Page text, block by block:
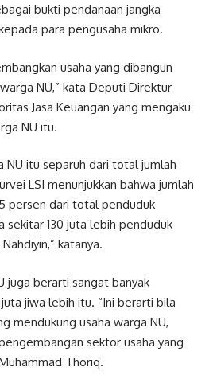
bukti pendanaan jangka
para pengusaha mikro.
usaha yang dibangun
NU,” kata Deputi Direktur
Jasa Keuangan yang mengaku
NU itu.
NU itu separuh dari total jumlah
LSI menunjukkan bahwa jumlah
persen dari total penduduk
sekitar 130 juta lebih penduduk
katanya.
juga berarti sangat banyak
jiwa lebih itu. “Ini berarti bila
mendukung usaha warga NU,
sektor usaha yang
Thoriq.